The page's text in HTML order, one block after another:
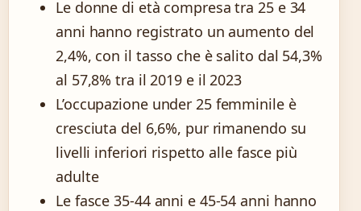
Le donne di età compresa tra 25 e 34
anni hanno registrato un aumento del
2,4%, con il tasso che è salito dal 54,3%
al 57,8% tra il 2019 e il 2023
L’occupazione under 25 femminile è
cresciuta del 6,6%, pur rimanendo su
livelli inferiori rispetto alle fasce più
adulte
Le fasce 35-44 anni e 45-54 anni hanno